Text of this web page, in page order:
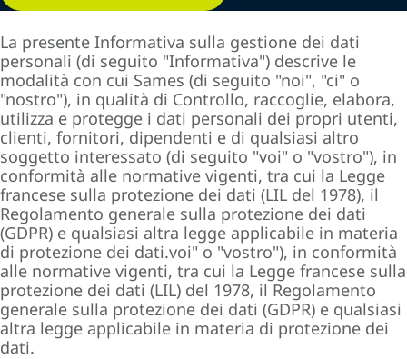
La presente Informativa sulla gestione dei dati
personali (di seguito "Informativa") descrive le
modalità con cui Sames (di seguito "noi", "ci" o
"nostro"), in qualità di Controllo, raccoglie, elabora,
utilizza e protegge i dati personali dei propri utenti,
clienti, fornitori, dipendenti e di qualsiasi altro
soggetto interessato (di seguito "voi" o "vostro"), in
conformità alle normative vigenti, tra cui la Legge
francese sulla protezione dei dati (LIL del 1978), il
Regolamento generale sulla protezione dei dati
(GDPR) e qualsiasi altra legge applicabile in materia
di protezione dei dati.voi" o "vostro"), in conformità
alle normative vigenti, tra cui la Legge francese sulla
protezione dei dati (LIL) del 1978, il Regolamento
generale sulla protezione dei dati (GDPR) e qualsiasi
altra legge applicabile in materia di protezione dei
dati.